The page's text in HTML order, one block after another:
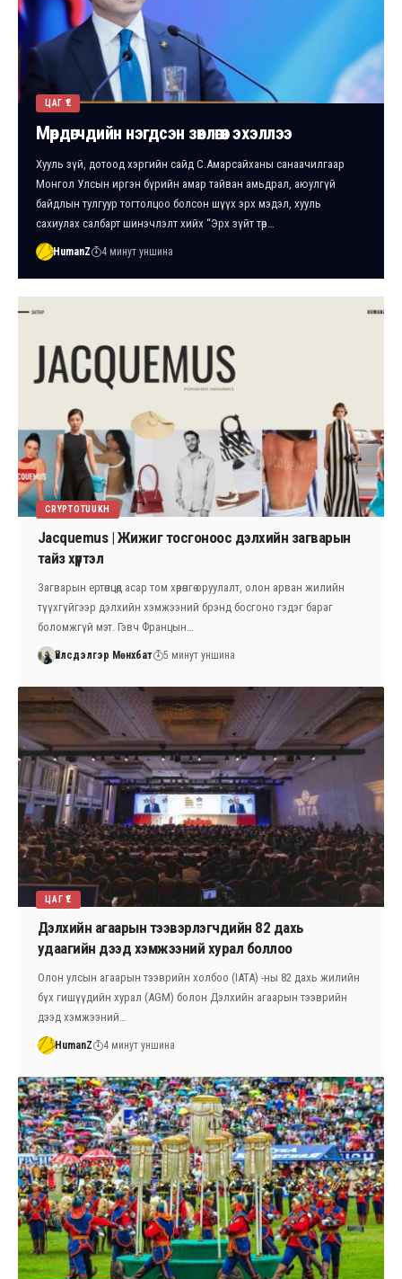
ЦАГ ҮЕ
Мөрдөгчдийн нэгдсэн зөвлөгөөн эхэллээ
Хууль зүй, дотоод хэргийн сайд С.Амарсайханы санаачилгаар
Монгол Улсын иргэн бүрийн амар тайван амьдрал, аюулгүй
байдлын тулгуур тогтолцоо болсон шүүх эрх мэдэл, хууль
сахиулах салбарт шинэчлэлт хийх “Эрх зүйт төр…
HumanZ 4 минут уншина
CRYPTOTUUKH
Jacquemus | Жижиг тосгоноос дэлхийн загварын
тайз хүртэл
Загварын ертөнцөд асар том хөрөнгө оруулалт, олон арван жилийн
түүхгүйгээр дэлхийн хэмжээний брэнд босгоно гэдэг бараг
боломжгүй мэт. Гэвч Францын…
Үйлсдэлгэр Мөнхбат 5 минут уншина
ЦАГ ҮЕ
Дэлхийн агаарын тээвэрлэгчдийн 82 дахь
удаагийн дээд хэмжээний хурал боллоо
Олон улсын агаарын тээврийн холбоо (IATA) -ны 82 дахь жилийн
бүх гишүүдийн хурал (AGM) болон Дэлхийн агаарын тээврийн
дээд хэмжээний…
HumanZ 4 минут уншина